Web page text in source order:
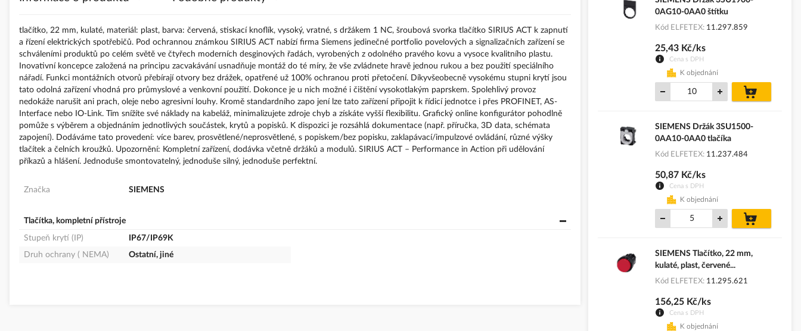
tlačítko, 22 mm, kulaté, materiál: plast, barva: červená, stiskací knoflík, vysoký, vratné, s držákem 1 NC, šroubová svorka tlačítko SIRIUS ACT k zapnutí
a řízení elektrických spotřebičů. Pod ochrannou známkou SIRIUS ACT nabízí firma Siemens jedinečné portfolio povelových a signalizačních zařízení se
schváleními produktů po celém světě ve čtyřech moderních desginových řadách, vyrobených z odolného pravého kovu a vysoce kvalitního plastu.
Inovativní koncepce založená na principu zacvakávání usnadňuje montáž do té míry, že vše zvládnete hravě jednou rukou a bez použití speciálního
nářadí. Funkci montážních otvorů přebírají otvory bez drážek, opatřené už 100% ochranou proti přetočení. Díkyvšeobecně vysokému stupni krytí jsou
tato odolná zařízení vhodná pro průmyslové a venkovní použití. Dokonce je u nich možné i čištění vysokotlakým paprskem. Spolehlivý provoz
nedokáže narušit ani prach, oleje nebo agresivní louhy. Kromě standardního zapo jení lze tato zařízení připojit k řídicí jednotce i přes PROFINET, AS-
Interface nebo IO-Link. Tím snížíte své náklady na kabeláž, minimalizujete zdroje chyb a získáte vyšší flexibilitu. Grafický online konfigurátor pohodlně
pomůže s výběrem a objednáním jednotlivých součástek, krytů a popisků. K dispozici je rozsáhlá dokumentace (např. příručka, 3D data, schémata
zapojení). Dodáváme tato provedení: více barev, prosvětlené/neprosvětlené, s popiskem/bez popisku, zaklapávací/impulzové ovládání, různé výšky
tlačítek a čelních kroužků. Upozornění: Kompletní zařízení, dodávka včetně držáků a modulů. SIRIUS ACT – Performance in Action při udělování
příkazů a hlášení. Jednoduše smontovatelný, jednoduše silný, jednoduše perfektní.
Značka SIEMENS
Tlačítka, kompletní přístroje
Stupeň krytí (IP)
IP67/IP69K
Druh ochrany ( NEMA)
Ostatní, jiné
0AG10-0AA0 štítku
Kód ELFETEX 11.297.859
Cena s DPH
25,43 Kč/ks
K objednání
košíku
SIEMENS Držák 3SU1500-
0AA10-0AA0 tlačíka
Kód ELFETEX 11.237.484
Cena s DPH
50,87 Kč/ks
K objednání
košíku
SIEMENS Tlačítko, 22 mm,
kulaté, plast, červené...
Kód ELFETEX 11.295.621
Cena s DPH
156,25 Kč/ks
K objednání